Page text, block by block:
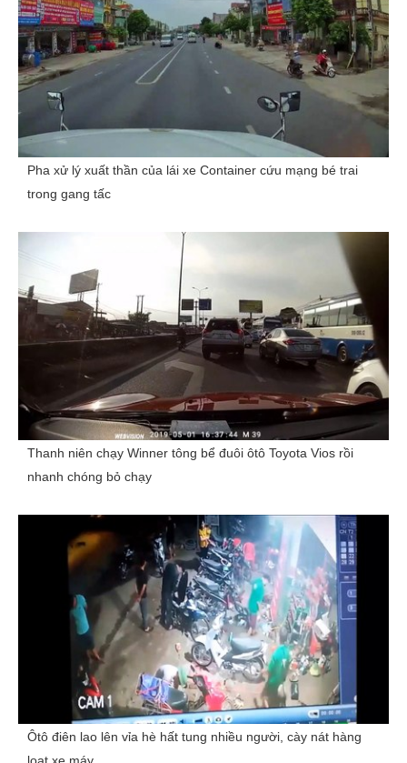
Pha xử lý xuất thần của lái xe Container cứu mạng bé trai
trong gang tấc
Thanh niên chạy Winner tông bể đuôi ôtô Toyota Vios rồi
nhanh chóng bỏ chạy
Ôtô điên lao lên vỉa hè hất tung nhiều người, cày nát hàng
loạt xe máy